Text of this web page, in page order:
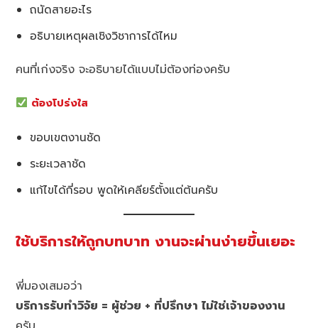
ถนัดสายอะไร
อธิบายเหตุผลเชิงวิชาการได้ไหม
คนที่เก่งจริง จะอธิบายได้แบบไม่ต้องท่องครับ
ต้องโปร่งใส
ขอบเขตงานชัด
ระยะเวลาชัด
แก้ไขได้กี่รอบ พูดให้เคลียร์ตั้งแต่ต้นครับ
ใช้บริการให้ถูกบทบาท งานจะผ่านง่ายขึ้นเยอะ
พี่มองเสมอว่า
บริการรับทำวิจัย = ผู้ช่วย + ที่ปรึกษา ไม่ใช่เจ้าของงาน